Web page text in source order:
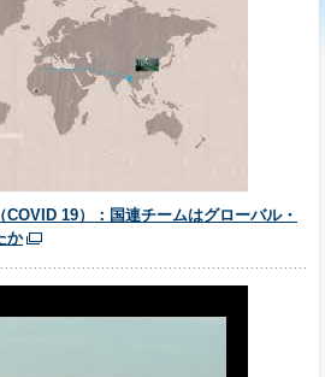
19）：国連チームはグローバル・
か